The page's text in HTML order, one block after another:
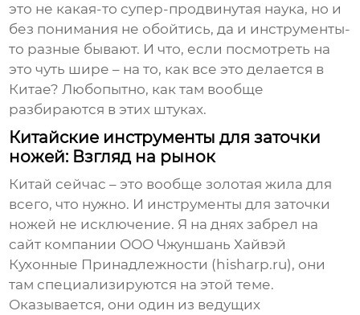
это не какая-то супер-продвинутая наука, но и
без понимания не обойтись, да и инструменты-
то разные бывают. И что, если посмотреть на
это чуть шире – на то, как все это делается в
Китае? Любопытно, как там вообще
разбираются в этих штуках.
Китайские инструменты для заточки
ножей: Взгляд на рынок
Китай сейчас – это вообще золотая жила для
всего, что нужно. И инструменты для заточки
ножей не исключение. Я на днях забрел на
сайт компании ООО Чжуншань Хайвэй
Кухонные Принадлежности (hisharp.ru), они
там специализируются на этой теме.
Оказывается, они один из ведущих